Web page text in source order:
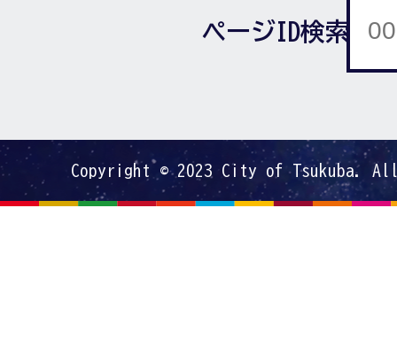
ページID検索
Copyright © 2023 City of Tsukuba.